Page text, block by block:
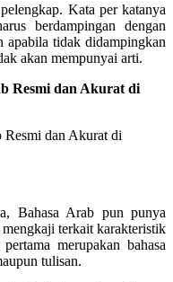
Kata per katanya
berdampingan dengan
apabila tidak didampingkan
akan mempunyai arti.
Resmi dan Akurat di
Bahasa Arab pun punya
terkait karakteristik
merupakan bahasa
tulisan.